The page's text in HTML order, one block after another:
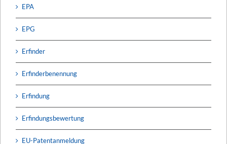
EPA
EPG
Erfinder
Erfinderbenennung
Erfindung
Erfindungsbewertung
EU-Patentanmeldung